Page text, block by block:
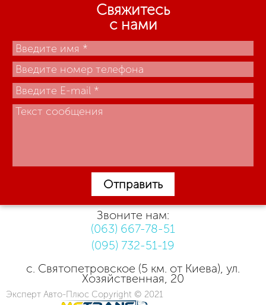
Свяжитесь
с нами
Отправить
Звоните нам:
(063) 667-78-51
(095) 732-51-19
с. Святопетровское (5 км. от Киева), ул.
Хозяйственная, 20
Эксперт Авто-Плюс Copyright © 2021